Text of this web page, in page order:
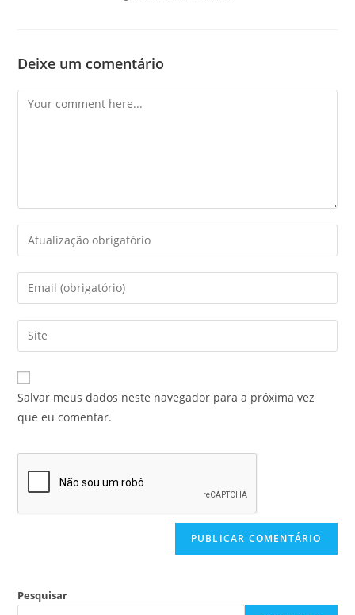
Deixe um comentário
Salvar meus dados neste navegador para a próxima vez
que eu comentar.
Pesquisar